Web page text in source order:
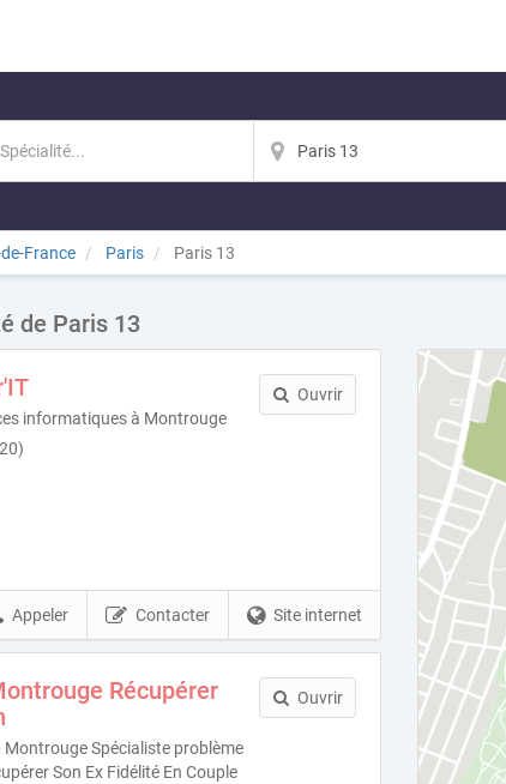
France Paris Paris 13
de Paris 13
informatiques à Montrouge
Ouvrir
Site internet
Contacter
Appeler
Récupérer
Spécialiste problème
Son Ex Fidélité En Couple
Ouvrir